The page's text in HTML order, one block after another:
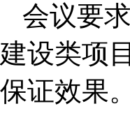
会议要
建设类项
保证效果